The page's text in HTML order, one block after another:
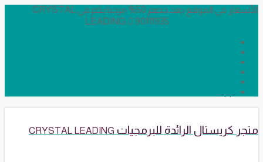
الأسعار في الموقع بعد خصم 50% مرحبا بكم في CRYSTAL
LEADING
90111935
متجر كريستال الرائدة للبرمجيات CRYSTAL LEADING